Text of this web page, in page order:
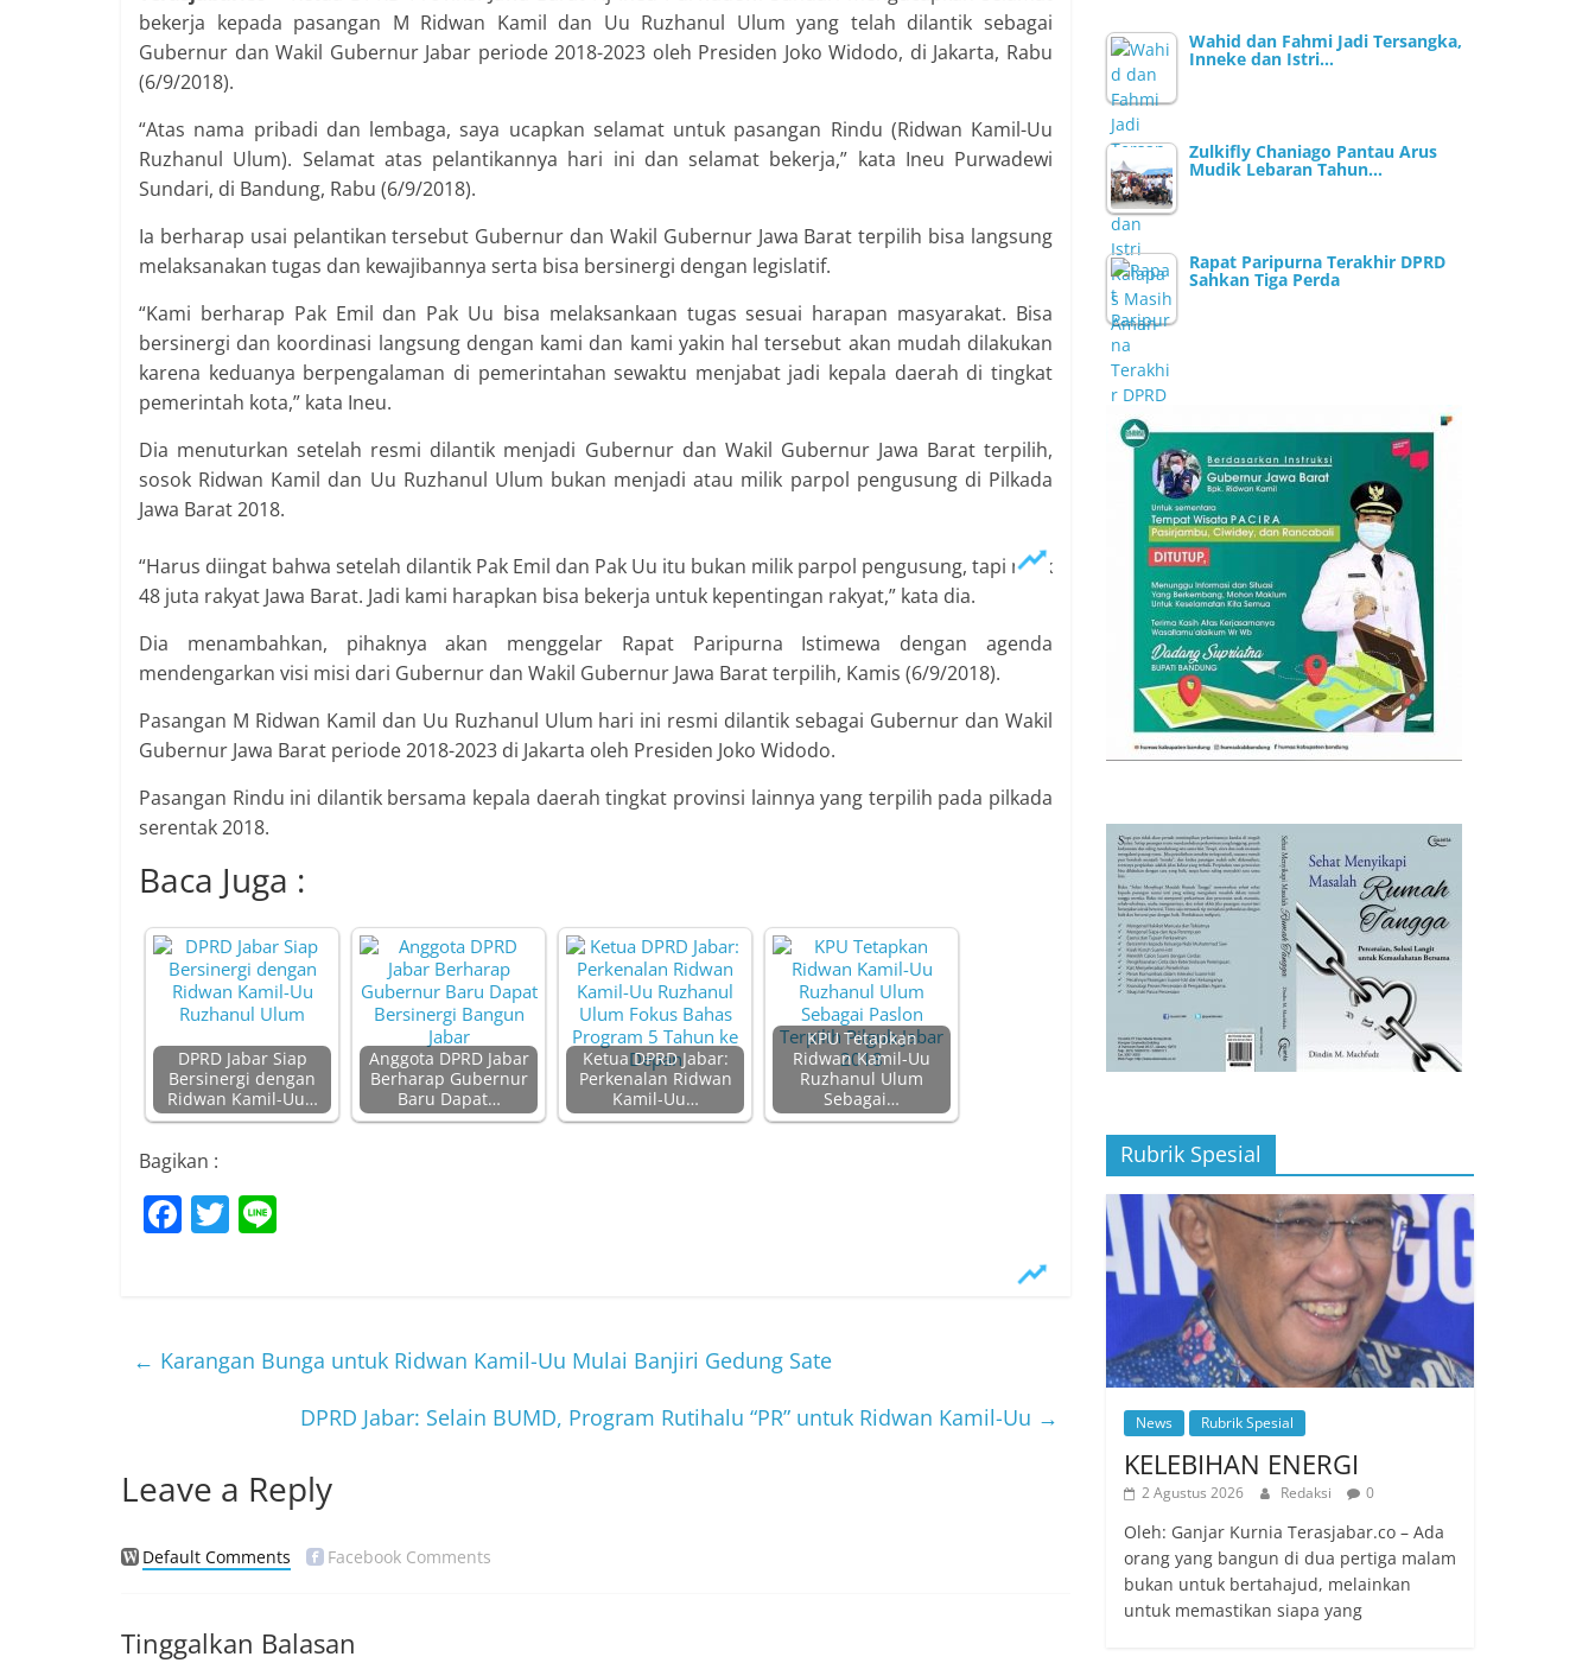
bekerja kepada pasangan M Ridwan Kamil dan Uu Ruzhanul Ulum yang telah dilantik sebagai
Gubernur dan Wakil Gubernur Jabar periode 2018-2023 oleh Presiden Joko Widodo, di Jakarta, Rabu
(6/9/2018).
“Atas nama pribadi dan lembaga, saya ucapkan selamat untuk pasangan Rindu (Ridwan Kamil-Uu
Ruzhanul Ulum). Selamat atas pelantikannya hari ini dan selamat bekerja,” kata Ineu Purwadewi
Sundari, di Bandung, Rabu (6/9/2018).
Ia berharap usai pelantikan tersebut Gubernur dan Wakil Gubernur Jawa Barat terpilih bisa langsung
melaksanakan tugas dan kewajibannya serta bisa bersinergi dengan legislatif.
“Kami berharap Pak Emil dan Pak Uu bisa melaksankaan tugas sesuai harapan masyarakat. Bisa
bersinergi dan koordinasi langsung dengan kami dan kami yakin hal tersebut akan mudah dilakukan
karena keduanya berpengalaman di pemerintahan sewaktu menjabat jadi kepala daerah di tingkat
pemerintah kota,” kata Ineu.
Dia menuturkan setelah resmi dilantik menjadi Gubernur dan Wakil Gubernur Jawa Barat terpilih,
sosok Ridwan Kamil dan Uu Ruzhanul Ulum bukan menjadi atau milik parpol pengusung di Pilkada
Jawa Barat 2018.
“Harus diingat bahwa setelah dilantik Pak Emil dan Pak Uu itu bukan milik parpol pengusung, tapi milik
48 juta rakyat Jawa Barat. Jadi kami harapkan bisa bekerja untuk kepentingan rakyat,” kata dia.
Dia menambahkan, pihaknya akan menggelar Rapat Paripurna Istimewa dengan agenda
mendengarkan visi misi dari Gubernur dan Wakil Gubernur Jawa Barat terpilih, Kamis (6/9/2018).
Pasangan M Ridwan Kamil dan Uu Ruzhanul Ulum hari ini resmi dilantik sebagai Gubernur dan Wakil
Gubernur Jawa Barat periode 2018-2023 di Jakarta oleh Presiden Joko Widodo.
Pasangan Rindu ini dilantik bersama kepala daerah tingkat provinsi lainnya yang terpilih pada pilkada
serentak 2018.
Baca Juga :
DPRD Jabar Siap
Bersinergi dengan
Ridwan Kamil-Uu…
Anggota DPRD Jabar
Berharap Gubernur
Baru Dapat…
Ketua DPRD Jabar:
Perkenalan Ridwan
Kamil-Uu…
KPU Tetapkan
Ridwan Kamil-Uu
Ruzhanul Ulum
Sebagai…
Bagikan :
F
b
k
T
← Karangan Bunga untuk Ridwan Kamil-Uu Mulai Banjiri Gedung Sate
DPRD Jabar: Selain BUMD, Program Rutihalu “PR” untuk Ridwan Kamil-Uu →
Leave a Reply
Default Comments Facebook Comments
Tinggalkan Balasan
Wahid dan Fahmi Jadi Tersangka,
Inneke dan Istri…
Zulkifly Chaniago Pantau Arus
Mudik Lebaran Tahun…
Rapat Paripurna Terakhir DPRD
Sahkan Tiga Perda
Rubrik Spesial
News Rubrik Spesial
KELEBIHAN ENERGI
2 Agustus 2026 Redaksi 0
Oleh: Ganjar Kurnia Terasjabar.co – Ada
orang yang bangun di dua pertiga malam
bukan untuk bertahajud, melainkan
untuk memastikan siapa yang